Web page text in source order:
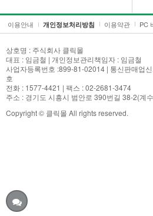
이용안내 개인정보처리방침 이용약관 PC
상호명 : 주식회사 클릭몰
대표 : 임금철 | 개인정보관리책임자 : 임금철
사업자등록번호 :899-81-02014 | 통신판매업
호
전화 : 1577-4421 | 팩스 : 02-2681-3474
주소 : 경기도 시흥시 범안로 390번길 38-2(계
Copyright © 클릭몰 All rights reserved.